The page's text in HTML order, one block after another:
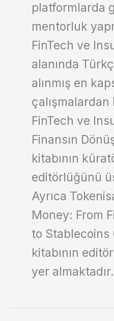
platformlarda
mentorluk
FinTech ve
alanında
alınmış en
çalışmalardan
FinTech ve
Finansın
kitabının
editörlüğünü
Ayrıca
Money: From
to Stablecoins
kitabının
yer almaktadır.